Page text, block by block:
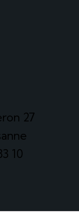
27
10